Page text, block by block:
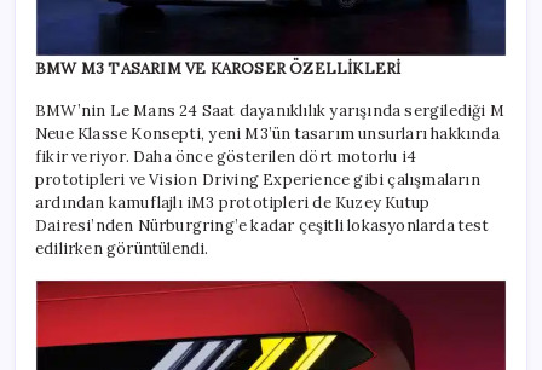
BMW M3 TASARIM VE KAROSER ÖZELLİKLERİ
BMW’nin Le Mans 24 Saat dayanıklılık yarışında sergilediği M
Neue Klasse Konsepti, yeni M3’ün tasarım unsurları hakkında
fikir veriyor. Daha önce gösterilen dört motorlu i4
prototipleri ve Vision Driving Experience gibi çalışmaların
ardından kamuflajlı iM3 prototipleri de Kuzey Kutup
Dairesi’nden Nürburgring’e kadar çeşitli lokasyonlarda test
edilirken görüntülendi.